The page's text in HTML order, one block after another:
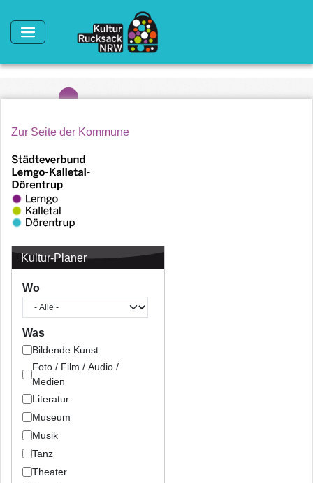
Zur Seite der Kommune
Kultur-Planer
Wo
Was
Bildende Kunst
Foto / Film / Audio /
Medien
Literatur
Museum
Musik
Tanz
Theater